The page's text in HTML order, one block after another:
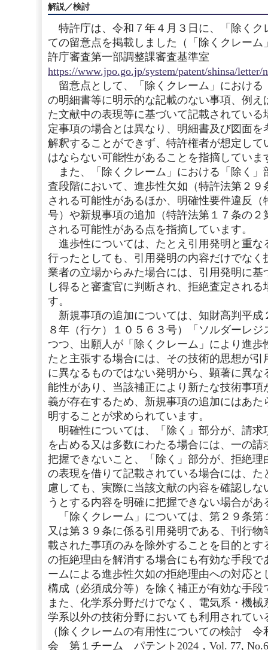
解説／検討
特許庁は、令和７年４月３日に、「除くク
ての留意点を掲載しました（「除くクレー
許庁審査第一部調整課審査基準室
https://www.jpo.go.jp/system/patent/shinsa/letter/
留意点として、「除くクレーム」における
の明細書等に明示的な記載のない事項、例
た文献中の表現等に基づいて記載されてい
定事項の場合とは異なり、明細書及び図面
解釈することができず、特許権者が想定し
はならない可能性があることを指摘していま
また、「除くクレーム」における「除く」
査段階において、進歩性欠如（特許法第２
される可能性があるほか、明確性要件違反
号）や新規事項の追加（特許法第１７条の
される可能性がある点を指摘しています。
進歩性については、たとえ引用発明と重な
行ったとしても、引用発明の内容だけでな
業者の立場からみた場合には、引用発明に
し得ると審査官に判断され、拒絶査定され
す。
新規事項の追加については、知財高判平成
８年（行ケ）１０５６３号）「ソルダーレ
つつ、出願人が「除くクレーム」により進
たと主張する場合には、その技術的思想が
に異なるものではない発明から、顕著に異
能性があり、当該補正により新たな技術事
義が存在するため、新規事項の追加にはあ
明することが求められています。
明確性については、「除く」部分が、請求
を占める又は多数にわたる場合には、一の
把握できないこと、「除く」部分が、拒絶
の表現を借りて記載されている場合には、
慮しても、実際に当該文献の内容を確認し
うとする内容を明確に把握できない場合があ
「除くクレーム」については、第２９条第
又は第３９条に係る引用発明である、刊行
載された事項のみを除外することを目的と
の拒絶理由を解消する場合にも有効な手段
ームによる進歩性欠如の拒絶理由への対応
構成（必須成分等）を除く補正が有効な手
また、化学系分野だけでなく、電気系・機
学系以外の技術分野においても利用されて
（除くクレームの有用性についての検討 令
会 第１チーム パテント2024，Vol. 77,